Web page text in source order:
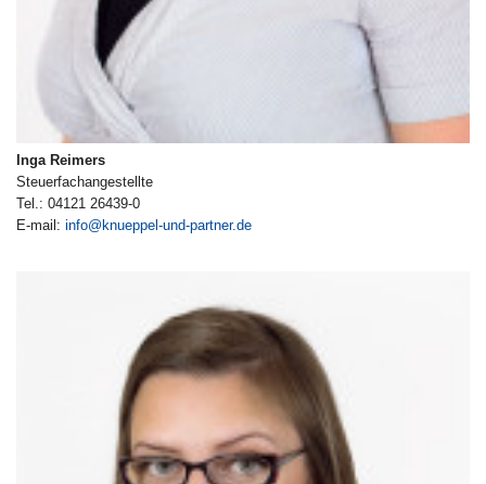
Inga Reimers
Steuerfachangestellte
Tel.: 04121 26439-0
E-mail: info@knueppel-und-partner.de